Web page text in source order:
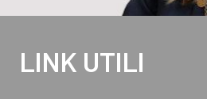
LINK UTILI